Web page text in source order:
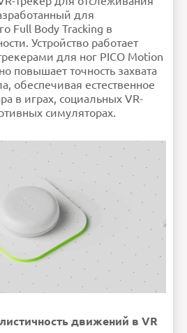
для
Full Body Tracking в
Устройство работает
для ног PICO Motion
повышает точность захвата
обеспечивая естественное
в играх, социальных VR-
симуляторах.
движений в VR
220 мАч
в описании?